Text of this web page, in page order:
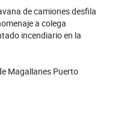
de camiones desfila
a colega
incendiario en la
Magallanes Puerto